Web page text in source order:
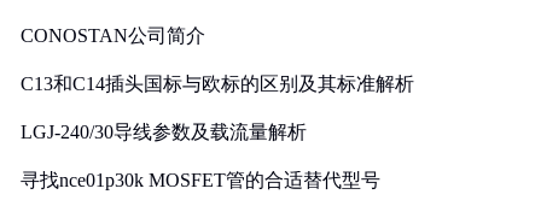
CONOSTAN公司简介
C13和C14插头国标与欧标的区别及其标准解析
LGJ-240/30导线参数及载流量解析
寻找nce01p30k MOSFET管的合适替代型号